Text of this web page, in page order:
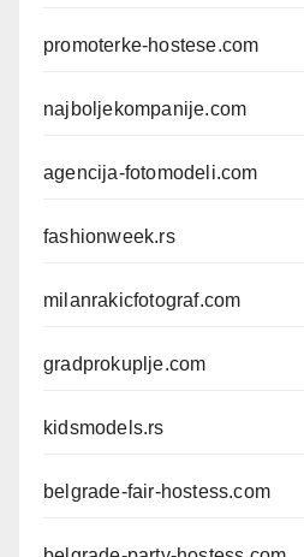
promoterke-hostese.com
najboljekompanije.com
agencija-fotomodeli.com
fashionweek.rs
milanrakicfotograf.com
gradprokuplje.com
kidsmodels.rs
belgrade-fair-hostess.com